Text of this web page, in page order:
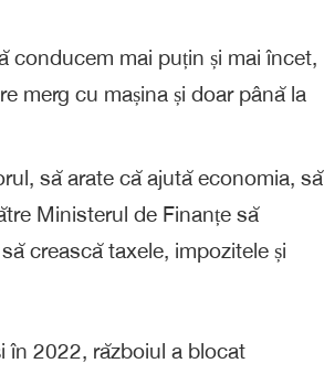
conducem mai puțin și mai încet,
merg cu mașina și doar până la
să arate că ajută economia, să
Ministerul de Finanțe să
crească taxele, impozitele și
în 2022, războiul a blocat